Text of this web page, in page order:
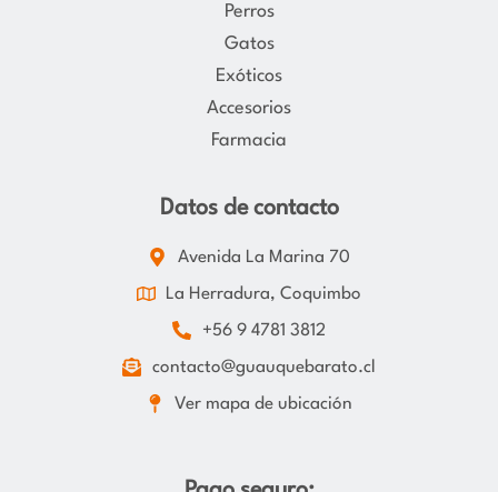
Perros
Gatos
Exóticos
Accesorios
Farmacia
Datos de contacto
Avenida La Marina 70
La Herradura, Coquimbo
+56 9 4781 3812
contacto@guauquebarato.cl
Ver mapa de ubicación